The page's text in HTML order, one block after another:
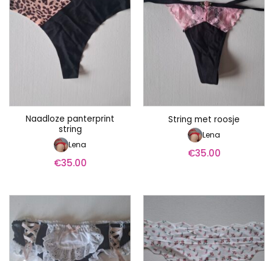
Naadloze panterprint
string
Lena
€35.00
String met roosje
Lena
€35.00